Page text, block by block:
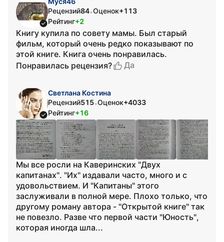
Рецензий84•Оценок+113
Рейтинг+2
Книгу купила по совету мамы. Был старый
фильм, который очень редко показывают по
этой книге. Книга очень понравилась.
Понравилась рецензия?
Да
Светлана Костина
Рецензий515•Оценок+4033
Рейтинг+16
Мы все росли на Каверинских "Двух
капитанах". "Их" издавали часто, много и с
удовольствием. И "Капитаны" этого
заслуживали в полной мере. Плохо только, что
другому роману автора - "Открытой книге" так
не повезло. Разве что первой части "Юность",
которая иногда шла...